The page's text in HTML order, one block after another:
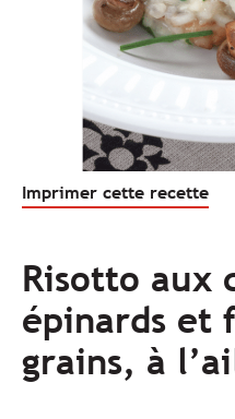
Imprimer cette recette
Risotto aux
épinards et
grains, à